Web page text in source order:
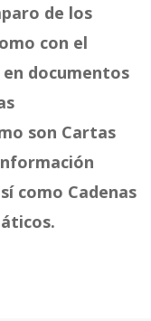
de los
con el
en documentos
son Cartas
como Cadenas